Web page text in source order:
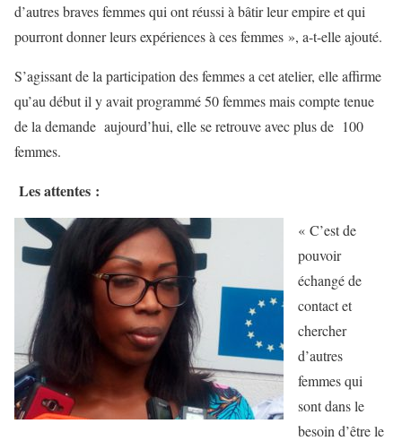
d’autres braves femmes qui ont réussi à bâtir leur empire et qui
pourront donner leurs expériences à ces femmes », a-t-elle ajouté.
S’agissant de la participation des femmes a cet atelier, elle affirme
qu’au début il y avait programmé 50 femmes mais compte tenue
de la demande aujourd’hui, elle se retrouve avec plus de 100
femmes.
Les attentes :
« C’est de
pouvoir
échangé de
contact et
chercher
d’autres
femmes qui
sont dans le
besoin d’être le